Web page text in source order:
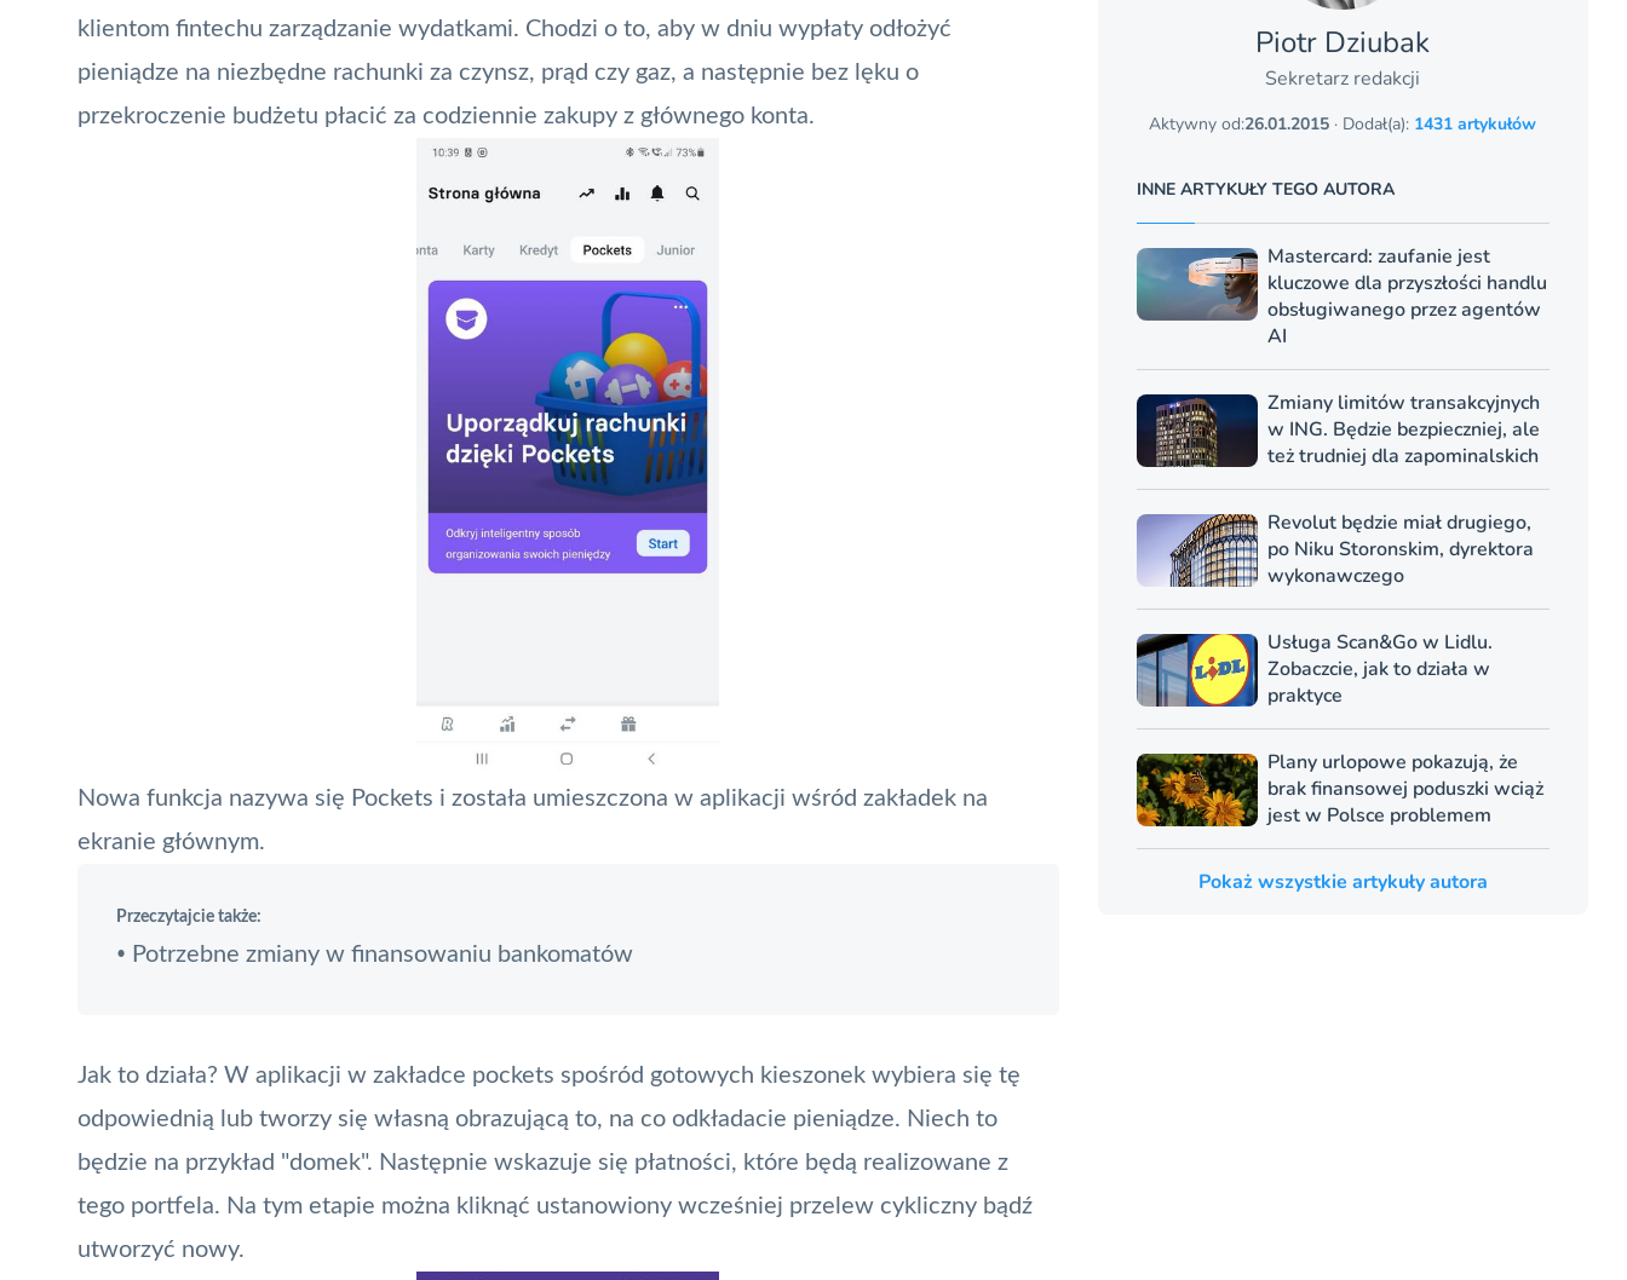
klientom fintechu zarządzanie wydatkami. Chodzi o to, aby w dniu wypłaty odłożyć
pieniądze na niezbędne rachunki za czynsz, prąd czy gaz, a następnie bez lęku o
przekroczenie budżetu płacić za codziennie zakupy z głównego konta.
Nowa funkcja nazywa się Pockets i została umieszczona w aplikacji wśród zakładek na
ekranie głównym.
Przeczytajcie także:
• Potrzebne zmiany w finansowaniu bankomatów
Jak to działa? W aplikacji w zakładce pockets spośród gotowych kieszonek wybiera się tę
odpowiednią lub tworzy się własną obrazującą to, na co odkładacie pieniądze. Niech to
będzie na przykład "domek". Następnie wskazuje się płatności, które będą realizowane z
tego portfela. Na tym etapie można kliknąć ustanowiony wcześniej przelew cykliczny bądź
utworzyć nowy.
Piotr Dziubak
Sekretarz redakcji
Aktywny od:26.01.2015 · Dodał(a): 1431 artykułów
INNE ARTYKUŁY TEGO AUTORA
Mastercard: zaufanie jest
kluczowe dla przyszłości handlu
obsługiwanego przez agentów
AI
Zmiany limitów transakcyjnych
w ING. Będzie bezpieczniej, ale
też trudniej dla zapominalskich
Revolut będzie miał drugiego,
po Niku Storonskim, dyrektora
wykonawczego
Usługa Scan&Go w Lidlu.
Zobaczcie, jak to działa w
praktyce
Plany urlopowe pokazują, że
brak finansowej poduszki wciąż
jest w Polsce problemem
Pokaż wszystkie artykuły autora